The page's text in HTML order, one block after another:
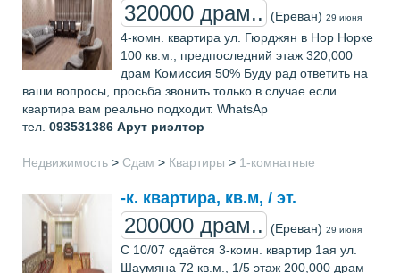
320000 драм.. (Ереван) 29 июня
4-комн. квартира ул. Гюрджян в Нор Норке
100 кв.м., предпоследний этаж 320,000
драм Комиссия 50% Буду рад ответить на
ваши вопросы, просьба звонить только в случае если
квартира вам реально подходит. WhatsAp
тел. 093531386 Арут риэлтор
Недвижимость > Сдам > Квартиры > 1-комнатные
-к. квартира, кв.м, / эт.
200000 драм.. (Ереван) 29 июня
С 10/07 сдаётся 3-комн. квартир 1ая ул.
Шаумяна 72 кв.м., 1/5 этаж 200,000 драм